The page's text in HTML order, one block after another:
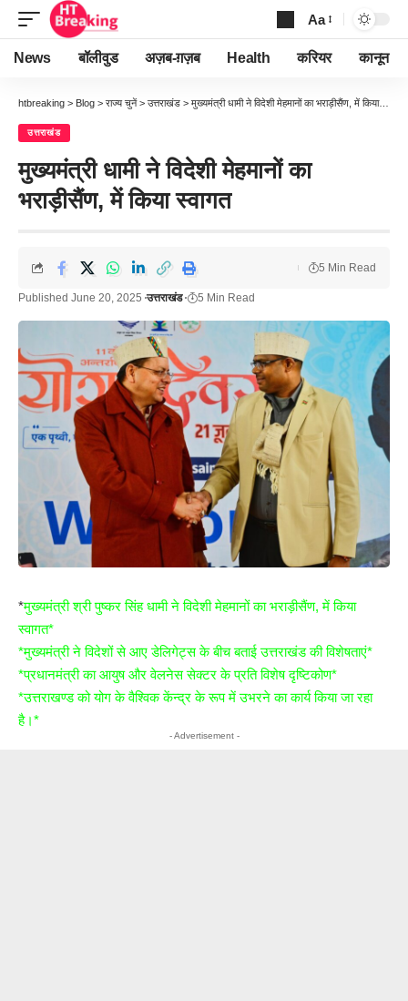
Font
Resizer
Aa
News बॉलीवुड अज़ब-ग़ज़ब Health करियर कानून
htbreaking > Blog > राज्य चुनें > उत्तराखंड > मुख्यमंत्री धामी ने विदेशी मेहमानों का भराड़ीसैंण, में किया स्वागत
उत्तराखंड
मुख्यमंत्री धामी ने विदेशी मेहमानों का
भराड़ीसैंण, में किया स्वागत
Published June 20, 2025 उत्तराखंड 5 Min Read
5 Min Read
*मुख्यमंत्री श्री पुष्कर सिंह धामी ने विदेशी मेहमानों का भराड़ीसैंण, में किया
स्वागत*
*मुख्यमंत्री ने विदेशों से आए डेलिगेट्स के बीच बताई उत्तराखंड की विशेषताएं*
*प्रधानमंत्री का आयुष और वेलनेस सेक्टर के प्रति विशेष दृष्टिकोण*
*उत्तराखण्ड को योग के वैश्विक केंन्द्र के रूप में उभरने का कार्य किया जा रहा
है।*
- Advertisement -